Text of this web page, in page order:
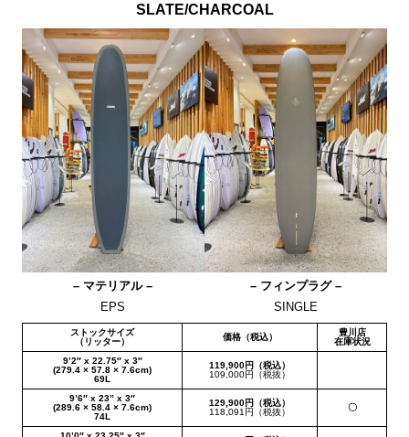
SLATE/CHARCOAL
– マテリアル –
EPS
– フィンプラグ –
SINGLE
ストックサイズ
（リッター）
価格（税込）
豊川店
在庫状況
9’2″ x 22.75″ x 3″
(279.4 × 57.8 × 7.6cm)
69L
119,900円（税込）
109,000円（税抜）
9’6″ x 23” x 3″
(289.6 × 58.4 × 7.6cm)
74L
129,900円（税込）
118,091円（税抜）
〇